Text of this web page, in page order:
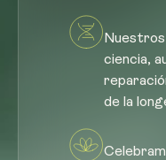
ciencia,
de la